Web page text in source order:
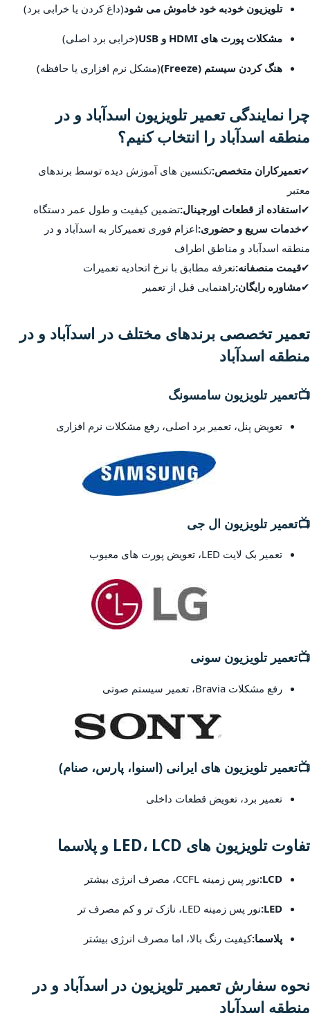
تلویزیون خودبه خود خاموش می شود(داغ کردن یا خرابی برد)
مشکلات پورت های HDMI و USB (خرابی برد اصلی)
هنگ کردن سیستم (Freeze) (مشکل نرم افزاری یا حافظه)
چرا نمایندگی تعمیر تلویزیون اسدآباد و در
منطقه اسدآباد را انتخاب کنیم؟
✔تعمیرکاران متخصص:تکنسین های آموزش دیده توسط برندهای
معتبر
✔استفاده از قطعات اورجینال:تضمین کیفیت و طول عمر دستگاه
✔خدمات سریع و حضوری:اعزام فوری تعمیرکار به اسدآباد و در
منطقه اسدآباد و مناطق اطراف
✔قیمت منصفانه:تعرفه مطابق با نرخ اتحادیه تعمیرات
✔مشاوره رایگان:راهنمایی قبل از تعمیر
تعمیر تخصصی برندهای مختلف در اسدآباد و در
منطقه اسدآباد
📺تعمیر تلویزیون سامسونگ
تعویض پنل، تعمیر برد اصلی، رفع مشکلات نرم افزاری
📺تعمیر تلویزیون ال جی
تعمیر بک لایت LED، تعویض پورت های معیوب
📺تعمیر تلویزیون سونی
رفع مشکلات Bravia، تعمیر سیستم صوتی
📺تعمیر تلویزیون های ایرانی (اسنوا، پارس، صنام)
تعمیر برد، تعویض قطعات داخلی
تفاوت تلویزیون های LED، LCD و پلاسما
LCD: نور پس زمینه CCFL، مصرف انرژی بیشتر
LED: نور پس زمینه LED، نازک تر و کم مصرف تر
پلاسما:کیفیت رنگ بالا، اما مصرف انرژی بیشتر
نحوه سفارش تعمیر تلویزیون در اسدآباد و در
منطقه اسدآباد